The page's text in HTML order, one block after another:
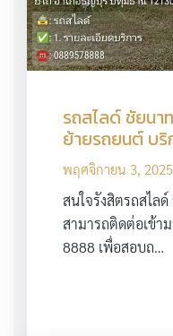
รถสไลด์ ชัยนา
ย้ายรถยนต์ บริ
พฤศจิกายน 3, 2025
สนใจรังสิตรถสไล
สามารถติดต่อเข้า
8888 เพื่อสอบถ…